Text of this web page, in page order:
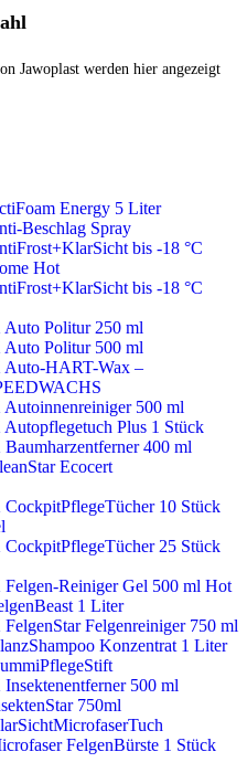
Jawoplast werden hier angezeigt
Energy 5 Liter
Beschlag Spray
bis -18 °C
Hot
bis -18 °C
Politur 250 ml
Politur 500 ml
HART-Wax –
500 ml
Plus 1 Stück
400 ml
Ecocert
10 Stück
25 Stück
Reiniger Gel 500 ml Hot
1 Liter
Felgenreiniger 750 ml
Konzentrat 1 Liter
500 ml
750ml
FelgenBürste 1 Stück